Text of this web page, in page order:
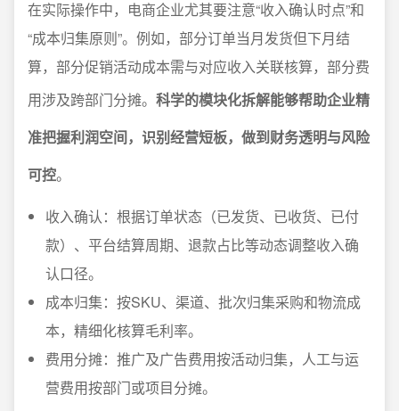
在实际操作中，电商企业尤其要注意“收入确认时点”和
“成本归集原则”。例如，部分订单当月发货但下月结
算，部分促销活动成本需与对应收入关联核算，部分费
用涉及跨部门分摊。 科学的模块化拆解能够帮助企业精
准把握利润空间，识别经营短板，做到财务透明与风险
可控。
收入确认：根据订单状态（已发货、已收货、已付
款）、平台结算周期、退款占比等动态调整收入确
认口径。
成本归集：按SKU、渠道、批次归集采购和物流成
本，精细化核算毛利率。
费用分摊：推广及广告费用按活动归集，人工与运
营费用按部门或项目分摊。